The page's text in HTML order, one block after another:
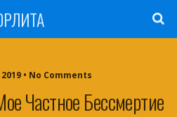
• No Comments
Частное Бессмертие